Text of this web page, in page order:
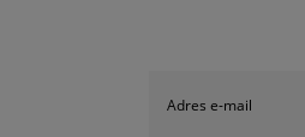
Adres e-mail